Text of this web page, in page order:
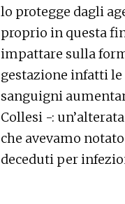
lo protegge dagli
proprio in questa
impattare sulla
gestazione infatti
sanguigni
Collesi -:
che avevamo
deceduti per